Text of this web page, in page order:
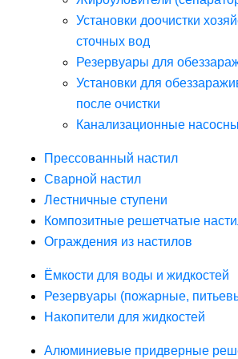
Установки доочистки
сточных вод
Резервуары для
Установки для
после очистки
Канализационные
Прессованный настил
Сварной настил
Лестничные ступени
Композитные решетчатые
Ограждения из настилов
Ёмкости для воды и жидкостей
Резервуары (пожарные,
Накопители для жидкостей
Алюминиевые придверные